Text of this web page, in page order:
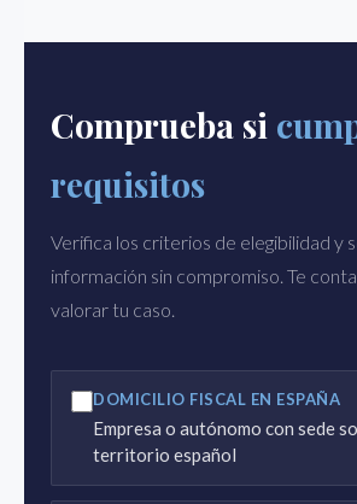
Comprueba si
requisitos
Verifica los criterios de elegibilidad y
información sin compromiso. Te
valorar tu caso.
DOMICILIO FISCAL EN ESPAÑA
Empresa o autónomo con sede
territorio español